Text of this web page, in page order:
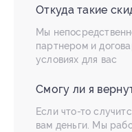
Откуда такие
Мы
партнером и
условиях для вас
Смогу ли я
Если что-то
вам деньги. Мы